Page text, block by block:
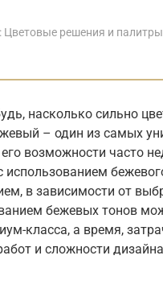
Цветовые решения и палитры
насколько сильно
– один из самых
возможности часто
использованием
в зависимости от
бежевых тонов
класса, а время,
и сложности